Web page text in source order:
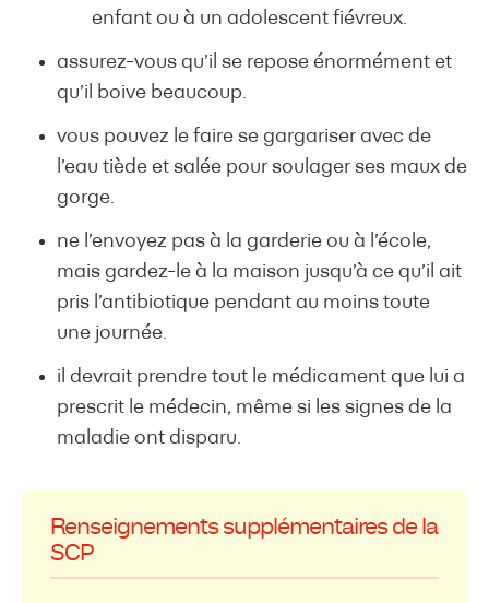
enfant ou à un adolescent fiévreux.
assurez-vous qu’il se repose énormément et
qu’il boive beaucoup.
vous pouvez le faire se gargariser avec de
l’eau tiède et salée pour soulager ses maux de
gorge.
ne l’envoyez pas à la garderie ou à l’école,
mais gardez-le à la maison jusqu’à ce qu’il ait
pris l’antibiotique pendant au moins toute
une journée.
il devrait prendre tout le médicament que lui a
prescrit le médecin, même si les signes de la
maladie ont disparu.
Renseignements supplémentaires de la
SCP